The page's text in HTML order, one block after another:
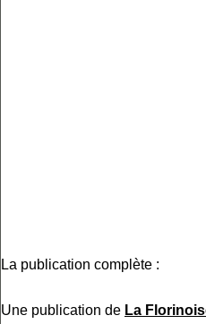
La publication complète :
Une publication de La